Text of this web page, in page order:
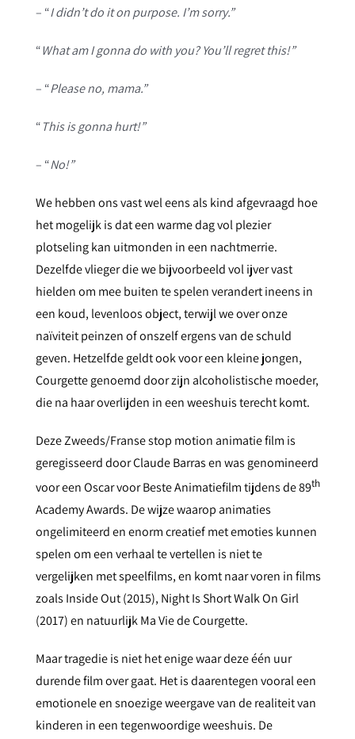
– “I didn’t do it on purpose. I’m sorry.”
“What am I gonna do with you? You’ll regret this!”
– “Please no, mama.”
“This is gonna hurt!”
– “No!”
We hebben ons vast wel eens als kind afgevraagd hoe
het mogelijk is dat een warme dag vol plezier
plotseling kan uitmonden in een nachtmerrie.
Dezelfde vlieger die we bijvoorbeeld vol ijver vast
hielden om mee buiten te spelen verandert ineens in
een koud, levenloos object, terwijl we over onze
naïviteit peinzen of onszelf ergens van de schuld
geven. Hetzelfde geldt ook voor een kleine jongen,
Courgette genoemd door zijn alcoholistische moeder,
die na haar overlijden in een weeshuis terecht komt.
Deze Zweeds/Franse stop motion animatie film is
geregisseerd door Claude Barras en was genomineerd
voor een Oscar voor Beste Animatiefilm tijdens de 89th
Academy Awards. De wijze waarop animaties
ongelimiteerd en enorm creatief met emoties kunnen
spelen om een verhaal te vertellen is niet te
vergelijken met speelfilms, en komt naar voren in films
zoals Inside Out (2015), Night Is Short Walk On Girl
(2017) en natuurlijk Ma Vie de Courgette.
Maar tragedie is niet het enige waar deze één uur
durende film over gaat. Het is daarentegen vooral een
emotionele en snoezige weergave van de realiteit van
kinderen in een tegenwoordige weeshuis. De